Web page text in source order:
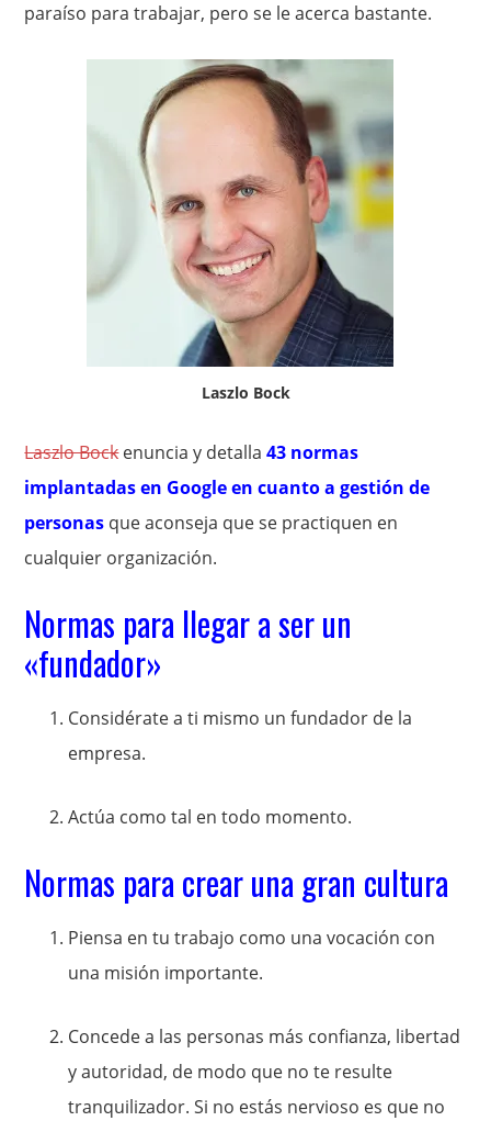
paraíso para trabajar, pero se le acerca bastante.
Laszlo Bock
Laszlo Bockenuncia y detalla43 normas
implantadas en Google en cuanto a gestión de
personas que aconseja que se practiquen en
cualquier organización.
Normas para llegar a ser un
«fundador»
Considérate a ti mismo un fundador de la
empresa.
Actúa como tal en todo momento.
Normas para crear una gran cultura
Piensa en tu trabajo como una vocación con
una misión importante.
Concede a las personas más confianza, libertad
y autoridad, de modo que no te resulte
tranquilizador. Si no estás nervioso es que no